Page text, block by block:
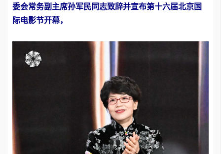
委会常务副主席孙军民同志致辞并宣布第十六届北京国
际电影节开幕，